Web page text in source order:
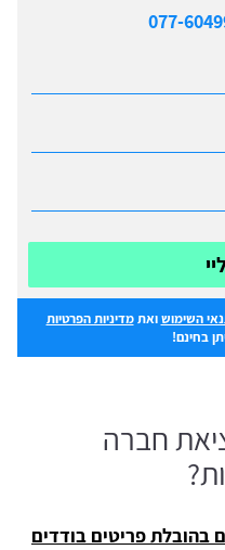
077-
השימושואתמדיניות הפרטיות
בחינם!
חברה
פריטים בודדים